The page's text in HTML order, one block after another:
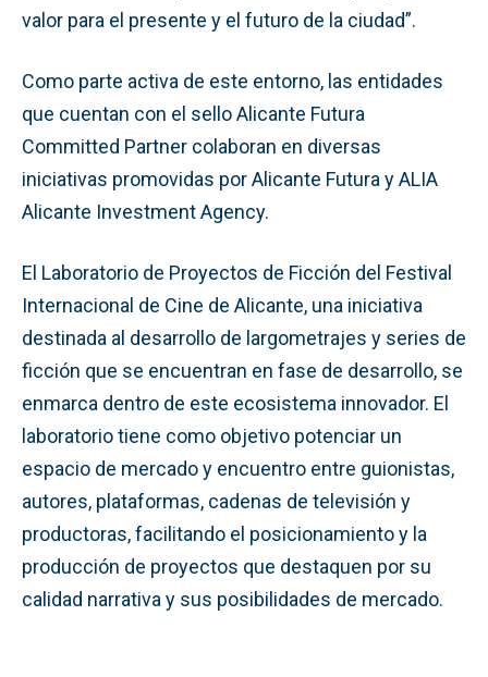
valor para el presente y el futuro de la ciudad”.
Como parte activa de este entorno, las entidades
que cuentan con el sello Alicante Futura
Committed Partner colaboran en diversas
iniciativas promovidas por Alicante Futura y ALIA
Alicante Investment Agency.
El Laboratorio de Proyectos de Ficción del Festival
Internacional de Cine de Alicante, una iniciativa
destinada al desarrollo de largometrajes y series de
ficción que se encuentran en fase de desarrollo, se
enmarca dentro de este ecosistema innovador. El
laboratorio tiene como objetivo potenciar un
espacio de mercado y encuentro entre guionistas,
autores, plataformas, cadenas de televisión y
productoras, facilitando el posicionamiento y la
producción de proyectos que destaquen por su
calidad narrativa y sus posibilidades de mercado.